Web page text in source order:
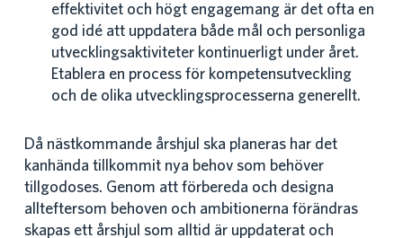
effektivitet och högt engagemang är det ofta en
god idé att uppdatera både mål och personliga
utvecklingsaktiviteter kontinuerligt under året.
Etablera en process för kompetensutveckling
och de olika utvecklingsprocesserna generellt.
Då nästkommande årshjul ska planeras har det
kanhända tillkommit nya behov som behöver
tillgodoses. Genom att förbereda och designa
allteftersom behoven och ambitionerna förändras
skapas ett årshjul som alltid är uppdaterat och